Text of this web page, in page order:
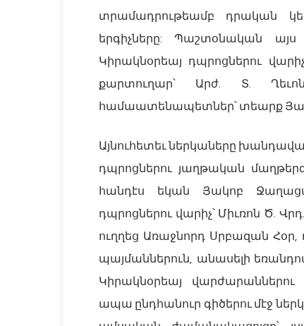
տրամադրութեամբ դրական
երգիչները: Պաշտօնական
Կիրակնօրեայ դպրոցներու
քարտուղար՝ Արժ. Տ.
համաատենապետներ՝ տեարք
Այնուհետեւ ներկաները
դպրոցներու յաղթական
հանդէս եկան Յակոբ
դպրոցներու վարիչ՝ Միւռոն Ծ.
ուղղեց Առաջնորդ Սրբազան
պայմաններուն, անասելի
Կիրակնօրեայ վարժարաններու
ապա ընդհանուր գիծերու մէջ